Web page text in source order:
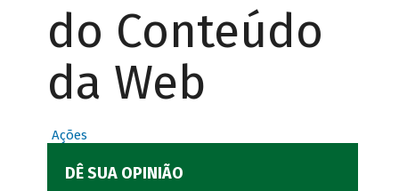
do Conteúdo
da Web
Ações
DÊ SUA OPINIÃO